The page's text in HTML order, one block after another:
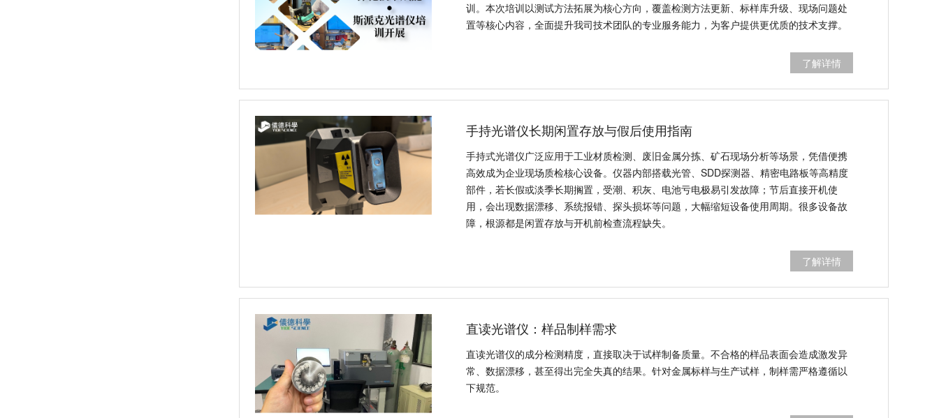
训。本次培训以测试方法拓展为核心方向，覆盖检测方法更新、标样库升级、现场问题处
置等核心内容，全面提升我司技术团队的专业服务能力，为客户提供更优质的技术支撑。
了解详情
手持光谱仪长期闲置存放与假后使用指南
手持式光谱仪广泛应用于工业材质检测、废旧金属分拣、矿石现场分析等场景，凭借便携
高效成为企业现场质检核心设备。仪器内部搭载光管、SDD探测器、精密电路板等高精度
部件，若长假或淡季长期搁置，受潮、积灰、电池亏电极易引发故障；节后直接开机使
用，会出现数据漂移、系统报错、探头损坏等问题，大幅缩短设备使用周期。很多设备故
障，根源都是闲置存放与开机前检查流程缺失。
了解详情
直读光谱仪：样品制样需求
直读光谱仪的成分检测精度，直接取决于试样制备质量。不合格的样品表面会造成激发异
常、数据漂移，甚至得出完全失真的结果。针对金属标样与生产试样，制样需严格遵循以
下规范。